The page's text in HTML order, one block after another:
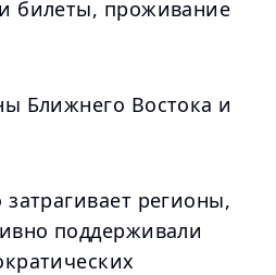
билеты, проживание
Ближнего Востока и
регионы,
поддерживали